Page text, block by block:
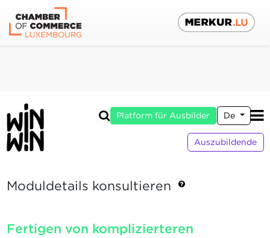
Platform für Ausbilder De
Auszubildende
Moduldetails konsultieren
Fertigen von komplizierteren